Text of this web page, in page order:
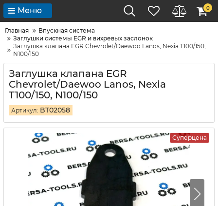
Меню 0
Главная
Впускная система
Заглушки системы EGR и вихревых заслонок
Заглушка клапана EGR Chevrolet/Daewoo Lanos, Nexia T100/150,
N100/150
Заглушка клапана EGR
Chevrolet/Daewoo Lanos, Nexia
T100/150, N100/150
Артикул: BT02058
Суперцена